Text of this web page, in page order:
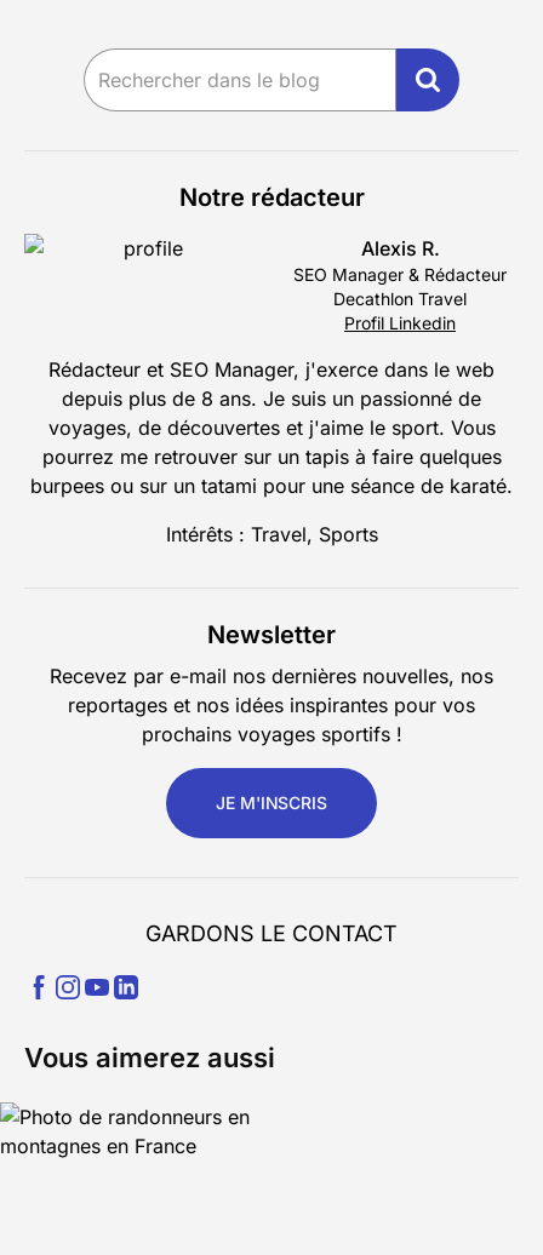
Notre rédacteur
Alexis R.
SEO Manager & Rédacteur
Decathlon Travel
Profil Linkedin
Rédacteur et SEO Manager, j'exerce dans le web
depuis plus de 8 ans. Je suis un passionné de
voyages, de découvertes et j'aime le sport. Vous
pourrez me retrouver sur un tapis à faire quelques
burpees ou sur un tatami pour une séance de karaté.
Intérêts : Travel, Sports
Newsletter
Recevez par e-mail nos dernières nouvelles, nos
reportages et nos idées inspirantes pour vos
prochains voyages sportifs !
JE M'INSCRIS
GARDONS LE CONTACT
Vous aimerez aussi